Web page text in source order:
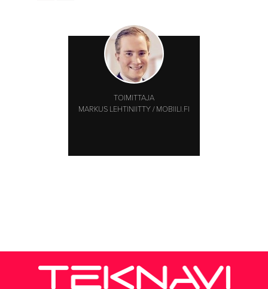
TOIMITTAJA
MARKUS LEHTINIITTY / MOBIILI.FI